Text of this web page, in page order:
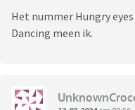
Het nummer Hungry
Dancing meen ik.